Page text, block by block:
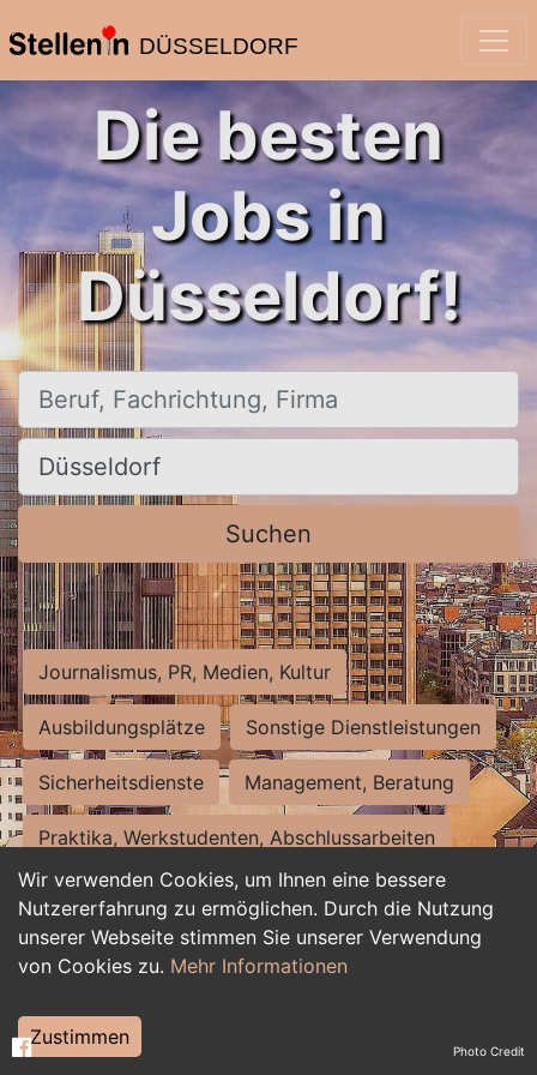
DÜSSELDORF
Wir verwenden Cookies, um Ihnen eine bessere
Nutzererfahrung zu ermöglichen. Durch die Nutzung
unserer Webseite stimmen Sie unserer Verwendung
von Cookies zu. Mehr Informationen
Zustimmen
Die besten
Jobs in
Düsseldorf!
Beruf, Fachrichtung, Firma
Ort, Stadt
Suchen
Journalismus, PR, Medien, Kultur
Ausbildungsplätze Sonstige Dienstleistungen
Sicherheitsdienste Management, Beratung
Praktika, Werkstudenten, Abschlussarbeiten
Personalwesen Assistenz, Sekretariat
Hilfskräfte, Aushilfs- und Nebenjobs
Weiterbildung, Studium, duale Ausbildung Photo Credit